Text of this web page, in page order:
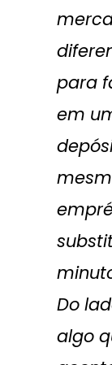
para
em
Do
algo